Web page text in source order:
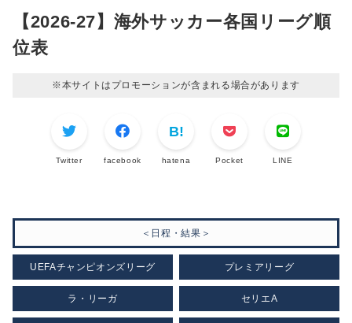
【2026-27】海外サッカー各国リーグ順
位表
※本サイトはプロモーションが含まれる場合があります
Twitter facebook hatena Pocket LINE
＜日程・結果＞
UEFAチャンピオンズリーグ プレミアリーグ
ラ・リーガ セリエA